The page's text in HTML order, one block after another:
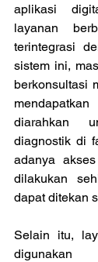
aplikasi
layanan
terintegrasi
sistem ini,
berkonsultasi
diarahkan
diagnostik di
adanya
dilakukan
dapat ditekan
Selain itu,
digunakan